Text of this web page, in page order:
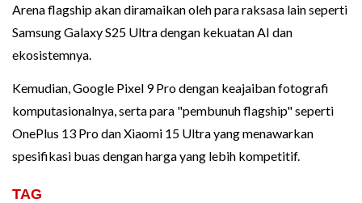
Arena flagship akan diramaikan oleh para raksasa lain seperti
Samsung Galaxy S25 Ultra dengan kekuatan AI dan
ekosistemnya.
Kemudian, Google Pixel 9 Pro dengan keajaiban fotografi
komputasionalnya, serta para "pembunuh flagship" seperti
OnePlus 13 Pro dan Xiaomi 15 Ultra yang menawarkan
spesifikasi buas dengan harga yang lebih kompetitif.
TAG